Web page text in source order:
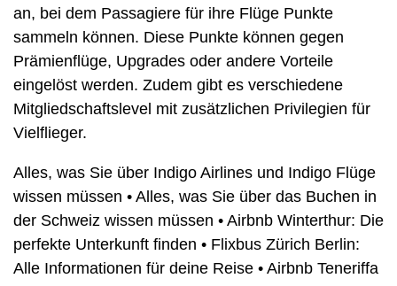
an, bei dem Passagiere für ihre Flüge Punkte
sammeln können. Diese Punkte können gegen
Prämienflüge, Upgrades oder andere Vorteile
eingelöst werden. Zudem gibt es verschiedene
Mitgliedschaftslevel mit zusätzlichen Privilegien für
Vielflieger.
Alles, was Sie über Indigo Airlines und Indigo Flüge
wissen müssen • Alles, was Sie über das Buchen in
der Schweiz wissen müssen • Airbnb Winterthur: Die
perfekte Unterkunft finden • Flixbus Zürich Berlin:
Alle Informationen für deine Reise • Airbnb Teneriffa